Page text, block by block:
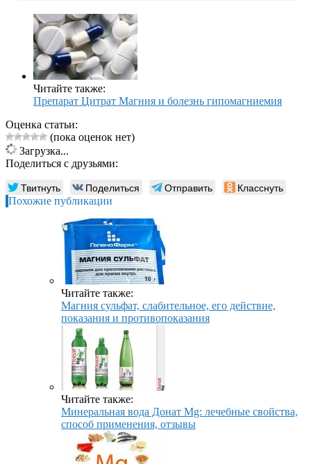
Читайте также:
Препарат Цитрат Магния и болезнь гипомагниемия
Оценка статьи:
(пока оценок нет)
Загрузка...
Поделиться с друзьями:
Твитнуть Поделиться Отправить Класснуть
Похожие публикации
Читайте также:
Магния сульфат, слабительное, его действие,
показания и противопоказания
Читайте также:
Минеральная вода Донат Mg: лечебные свойства,
способ применения, отзывы